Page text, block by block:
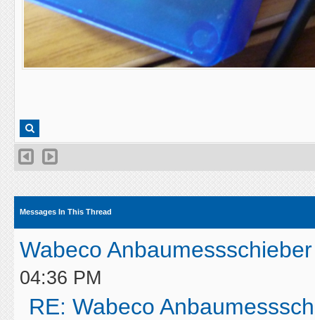
Messages In This Thread
Wabeco
04:36 PM
RE: Wabeco